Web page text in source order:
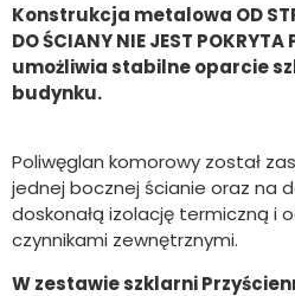
Konstrukcja metalowa OD
DO ŚCIANY NIE JEST
umożliwia stabilne oparcie
budynku.
Poliwęglan komorowy został
jednej bocznej ścianie oraz na
doskonałą izolację termiczną i
czynnikami zewnętrznymi.
W zestawie szklarni